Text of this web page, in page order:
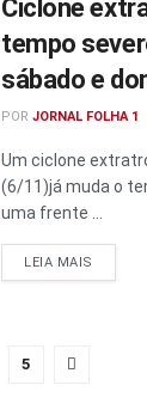
Ciclone
tempo
sábado e
POR JORNAL FOLHA 1
Um ciclone
(6/11)já muda o
uma frente ...
LEIA MAIS
5